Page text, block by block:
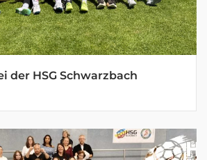
der HSG Schwarzbach